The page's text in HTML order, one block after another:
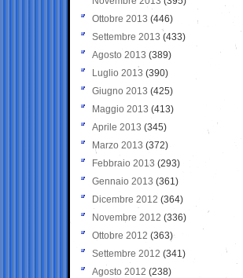
Ottobre 2013 (446)
Settembre 2013 (433)
Agosto 2013 (389)
Luglio 2013 (390)
Giugno 2013 (425)
Maggio 2013 (413)
Aprile 2013 (345)
Marzo 2013 (372)
Febbraio 2013 (293)
Gennaio 2013 (361)
Dicembre 2012 (364)
Novembre 2012 (336)
Ottobre 2012 (363)
Settembre 2012 (341)
Agosto 2012 (238)